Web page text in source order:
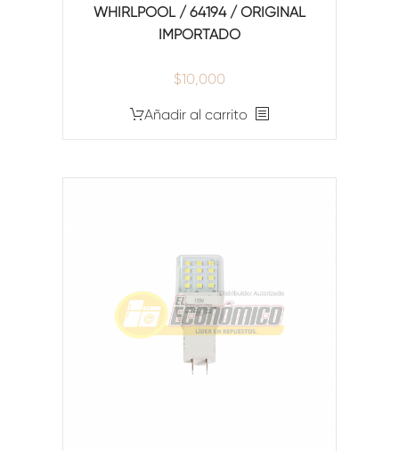
WHIRLPOOL / 64194 / ORIGINAL
IMPORTADO
$10,000
Añadir al carrito